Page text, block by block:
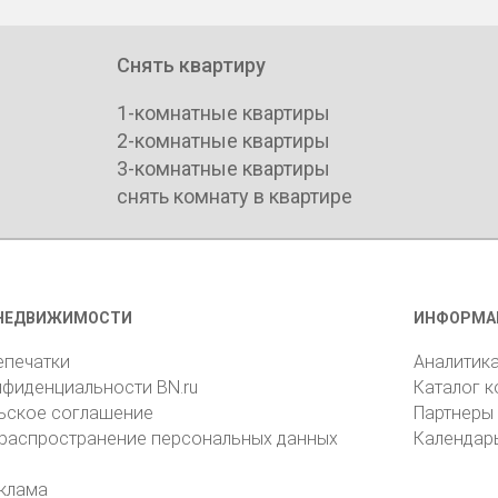
Снять квартиру
1-комнатные квартиры
2-комнатные квартиры
3-комнатные квартиры
снять комнату в квартире
BN.ru
соглашение
персональных данных
Каталог
Партнеры